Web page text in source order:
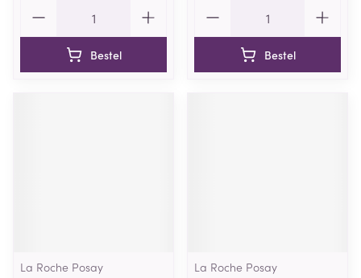
Bestel Bestel
La Roche Posay
La Roche Posay